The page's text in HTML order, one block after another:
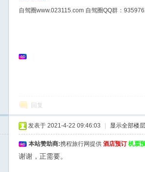
自驾圈www.023115.com 自驾圈QQ群：
回复
发表于 2021-4-22 09:46:03 显示全部楼层
本站赞助商:携程旅行网提供 酒店预订 机票
谢谢，正需要。